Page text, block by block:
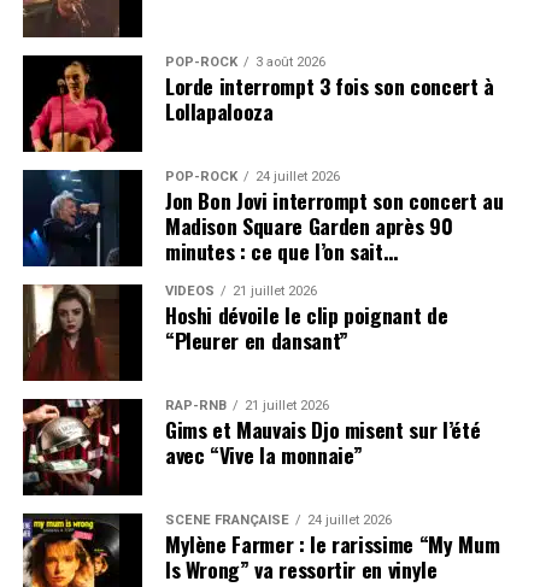
POP-ROCK 3 août 2026
Lorde interrompt 3 fois son concert à
Lollapalooza
POP-ROCK 24 juillet 2026
Jon Bon Jovi interrompt son concert au
Madison Square Garden après 90
minutes : ce que l’on sait…
VIDEOS 21 juillet 2026
Hoshi dévoile le clip poignant de
“Pleurer en dansant”
RAP-RNB 21 juillet 2026
Gims et Mauvais Djo misent sur l’été
avec “Vive la monnaie”
SCÈNE FRANÇAISE 24 juillet 2026
Mylène Farmer : le rarissime “My Mum
Is Wrong” va ressortir en vinyle